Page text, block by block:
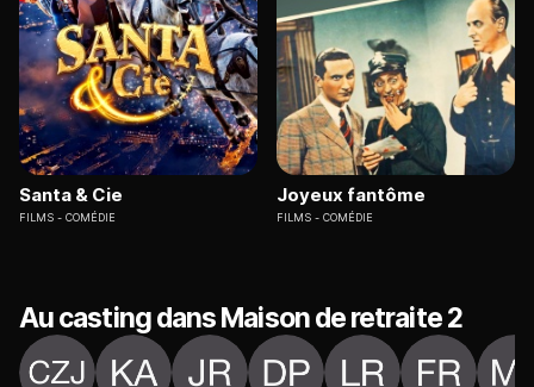
Santa & Cie
FILMS COMÉDIE
Joyeux fantôme
FILMS COMÉDIE
Au casting dans Maison de retraite 2